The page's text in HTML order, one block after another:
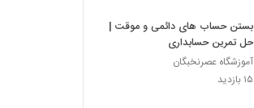
بستن حساب های دائمی و موقت |
حل تمرین حسابداری
آموزشگاه عصرنخبگان
۱۵ بازدید